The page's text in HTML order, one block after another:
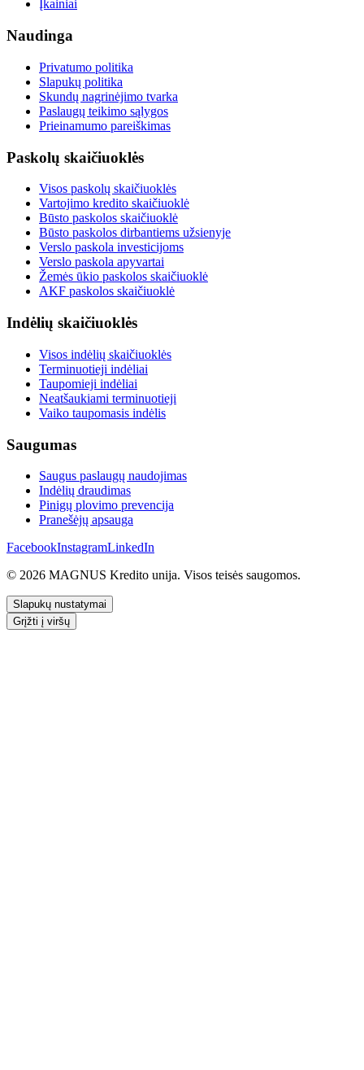
Įkainiai
Naudinga
Privatumo politika
Slapukų politika
Skundų nagrinėjimo tvarka
Paslaugų teikimo sąlygos
Prieinamumo pareiškimas
Paskolų skaičiuoklės
Visos paskolų skaičiuoklės
Vartojimo kredito skaičiuoklė
Būsto paskolos skaičiuoklė
Būsto paskolos dirbantiems užsienyje
Verslo paskola investicijoms
Verslo paskola apyvartai
Žemės ūkio paskolos skaičiuoklė
AKF paskolos skaičiuoklė
Indėlių skaičiuoklės
Visos indėlių skaičiuoklės
Terminuotieji indėliai
Taupomieji indėliai
Neatšaukiami terminuotieji
Vaiko taupomasis indėlis
Saugumas
Saugus paslaugų naudojimas
Indėlių draudimas
Pinigų plovimo prevencija
Pranešėjų apsauga
FacebookInstagramLinkedIn
© 2026 MAGNUS Kredito unija. Visos teisės saugomos.
Slapukų nustatymai
Grįžti į viršų